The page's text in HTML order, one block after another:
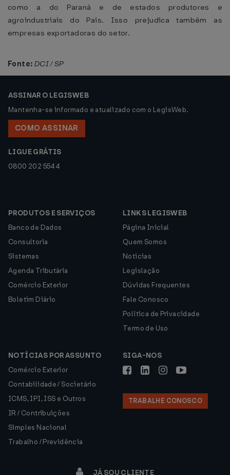
como a do Paraná e de estados produtores e
agroindustriais do País. Isso prejudica também as
empresas exportadoras do setor.
Fonte: DCI / SP
ASSINAR O LEGISWEB
Mantenha-se informado e atualizado com o LegisWeb.
COMO ASSINAR
LIGUE GRÁTIS
0800 202 5544
PRODUTOS E SERVIÇOS
Banco de Dados
Consultoria
Sistemas
Agenda Tributária
Comércio Exterior
Boletim Diário
LINKS LEGISWEB
Página Inicial
Quem Somos
Notícias
Legislação
Dúvidas Frequentes
Fale Conosco
Política de Privacidade
Termo de Uso
NOTÍCIAS POR ASSUNTO
Comércio Exterior
Contabilidade / Societário
ICMS, IPI, ISS e Outros
IR / Contribuições
Simples Nacional
Trabalho / Previdência
SIGA-NOS
TRABALHE CONOSCO
JÁ SOU CLIENTE